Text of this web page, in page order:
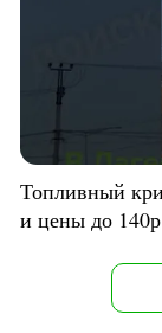
Топливный
и цены до